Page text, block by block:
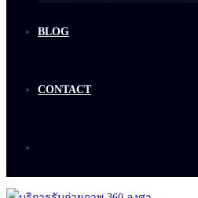
BLOG
CONTACT